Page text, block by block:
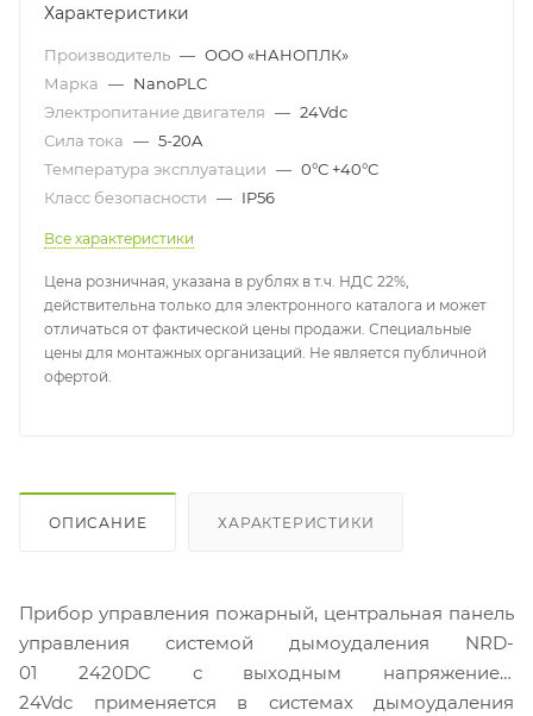
Характеристики
Производитель — ООО «НАНОПЛК»
Марка — NanoPLC
Электропитание двигателя — 24Vdc
Сила тока — 5-20A
Температура эксплуатации — 0°С +40°С
Класс безопасности — IP56
Все характеристики
Цена розничная, указана в рублях в т.ч. НДС 22%,
действительна только для электронного каталога и может
отличаться от фактической цены продажи. Специальные
цены для монтажных организаций. Не является публичной
офертой.
ОПИСАНИЕ ХАРАКТЕРИСТИКИ
Прибор управления пожарный, центральная панель
управления системой дымоудаления NRD-
01 2420DC с выходным напряжением
24Vdc применяется в системах дымоудаления